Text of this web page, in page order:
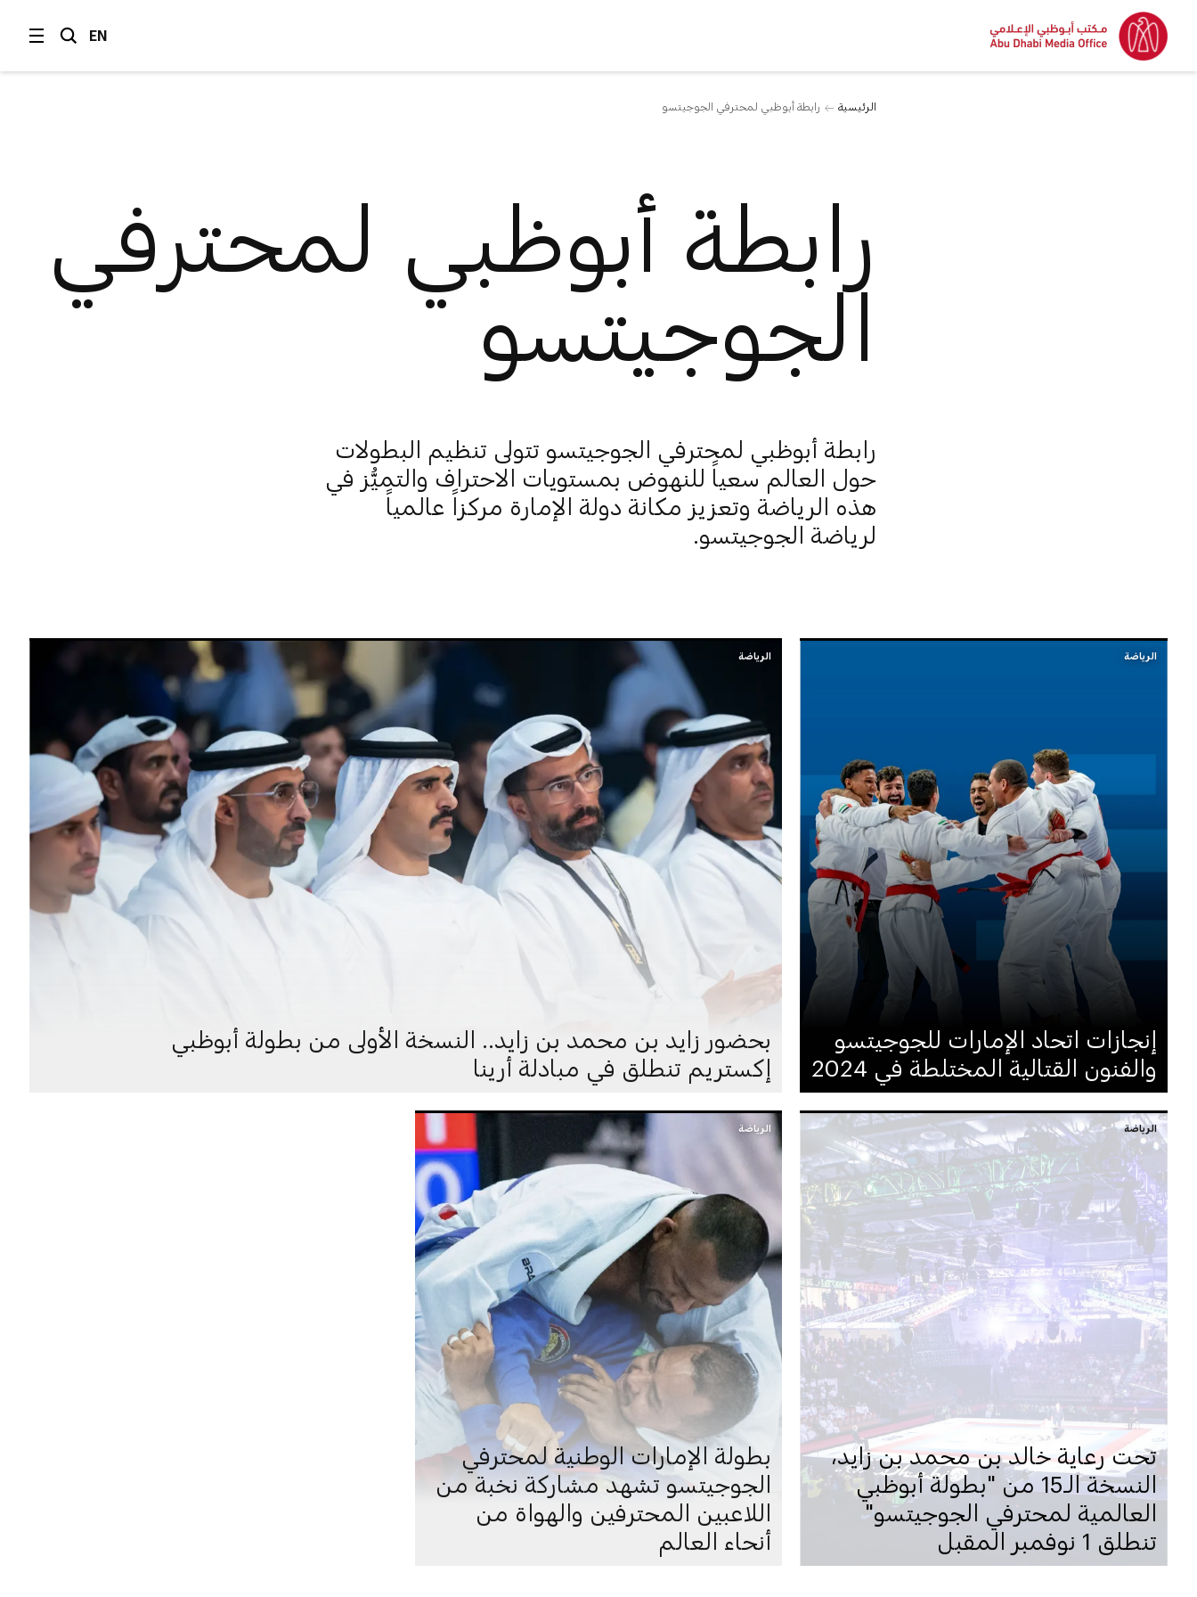
EN
الرئيسية رابطة أبوظبي لمحترفي الجوجيتسو
رابطة أبوظبي لمحترفي
الجوجيتسو
رابطة أبوظبي لمحترفي الجوجيتسو تتولى تنظيم البطولات
حول العالم سعياً للنهوض بمستويات الاحتراف والتميُّز في
هذه الرياضة وتعزيز مكانة دولة الإمارة مركزاً عالمياً
لرياضة الجوجيتسو.
الرياضة
إنجازات اتحاد الإمارات للجوجيتسو
والفنون القتالية المختلطة في 2024
الرياضة
بحضور زايد بن محمد بن زايد.. النسخة الأولى من بطولة أبوظبي
إكستريم تنطلق في مبادلة أرينا
الرياضة
تحت رعاية خالد بن محمد بن زايد،
النسخة الـ15 من "بطولة أبوظبي
العالمية لمحترفي الجوجيتسو"
تنطلق 1 نوفمبر المقبل
الرياضة
بطولة الإمارات الوطنية لمحترفي
الجوجيتسو تشهد مشاركة نخبة من
اللاعبين المحترفين والهواة من
أنحاء العالم